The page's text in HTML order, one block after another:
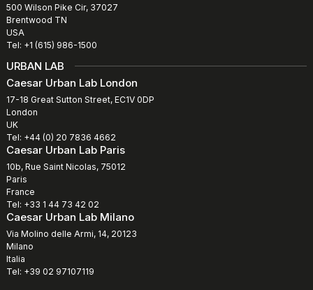
500 Wilson Pike Cir, 37027
Brentwood TN
USA
Tel: +1 (615) 986-1500
URBAN LAB
Caesar Urban Lab London
17-18 Great Sutton Street, EC1V 0DP
London
UK
Tel: +44 (0) 20 7836 4662
Caesar Urban Lab Paris
10b, Rue Saint Nicolas, 75012
Paris
France
Tel: +33 1 44 73 42 02
Caesar Urban Lab Milano
Via Molino delle Armi, 14, 20123
Milano
Italia
Tel: +39 02 97107119